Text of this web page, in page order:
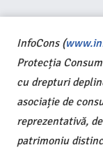
InfoCons (
Protecția
cu drepturi
asociație de
reprezentativă,
patrimoniu